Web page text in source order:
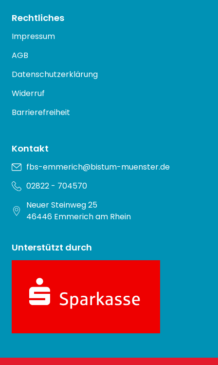
Rechtliches
Impressum
AGB
Datenschutzerklärung
Widerruf
Barrierefreiheit
Kontakt
fbs-emmerich@bistum-muenster.de
02822 - 704570
Neuer Steinweg 25
46446 Emmerich am Rhein
Unterstützt durch